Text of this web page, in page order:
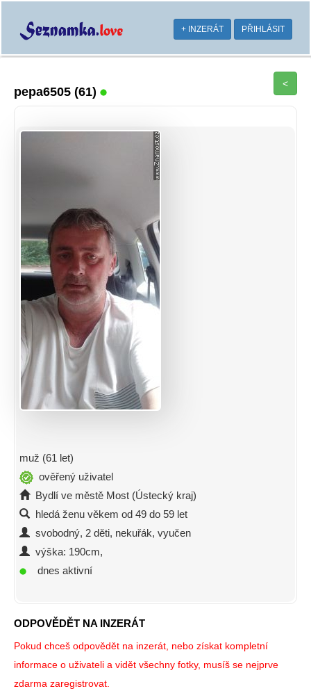
+ INZERÁT PŘIHLÁSIT
pepa6505 (61)
<
muž (61 let)
ověřený uživatel
Bydlí ve městě Most (Ústecký kraj)
hledá ženu věkem od 49 do 59 let
svobodný, 2 děti, nekuřák, vyučen
výška: 190cm,
dnes aktivní
ODPOVĚDĚT NA INZERÁT
Pokud chceš odpovědět na inzerát, nebo získat kompletní
informace o uživateli a vidět všechny fotky, musíš se nejprve
zdarma zaregistrovat.